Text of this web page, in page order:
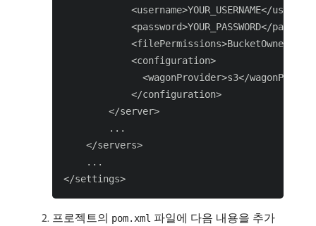
<username>YOUR_USERNAME</
<password>YOUR_PASSWORD</
            <configuration>
<wagonProvider>s3</
            </configuration>
        </server>
        ...
    </servers>
    ...
프로젝트의 pom.xml 파일에 다음 내용을 추가